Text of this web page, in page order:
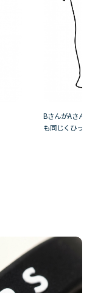
BさんがAさんの
も同じくひっぱ